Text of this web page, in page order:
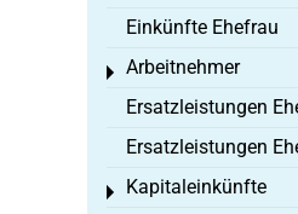
Einkünfte Ehefrau
Arbeitnehmer
Toggle menu
Ersatzleistungen
Ersatzleistungen
Kapitaleinkünfte
Toggle menu